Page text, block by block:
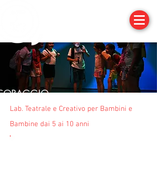
Lab. Teatrale e Creativo per Bambini e
Bambine dai 5 ai 10 anni